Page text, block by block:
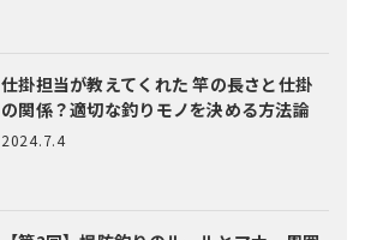
仕掛担当が教えてくれた竿の長さと仕掛
の関係？適切な釣りモノを決める方法論
2024.7.4